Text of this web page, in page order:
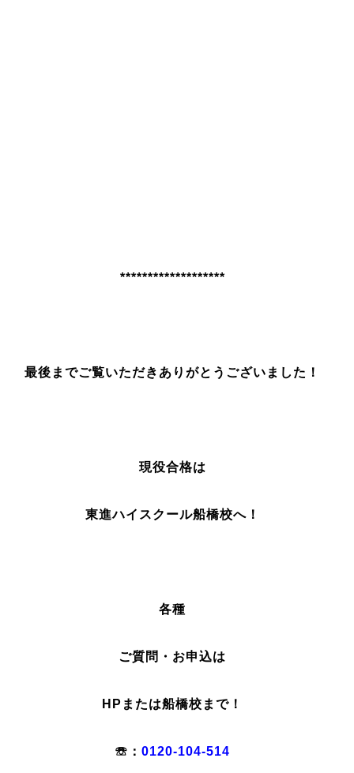
*******************
最後までご覧いただきありがとうございました！
現役合格は
東進ハイスクール船橋校へ！
各種
ご質問・お申込は
HPまたは船橋校まで！
☏：0120-104-514